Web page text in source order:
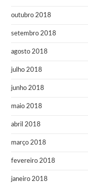
outubro 2018
setembro 2018
agosto 2018
julho 2018
junho 2018
maio 2018
abril 2018
março 2018
fevereiro 2018
janeiro 2018